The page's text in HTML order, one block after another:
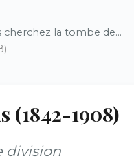
cherchez la tombe de...
(1842-1908)
division